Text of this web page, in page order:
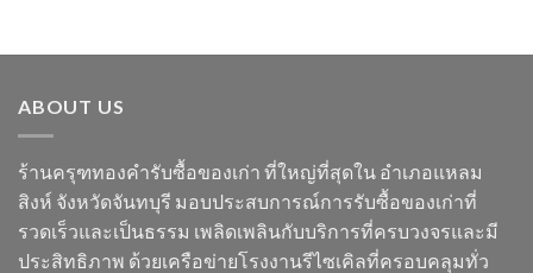
ABOUT US
ร้านครุฑทองคำรับซื้อของเก่า ที่ใหญ่ที่สุดใน อำเภอแหลม
สิงห์ จังหวัดจันทบุรี มอบประสบการณ์การรับซื้อของเก่าที่
รวดเร็วและเป็นธรรม เพลิดเพลินกับบริการที่ครบวงจรและมี
ประสิทธิภาพ ด้วยเครือข่ายโรงงานรีไซเคิลที่ครอบคลุมทั่ว